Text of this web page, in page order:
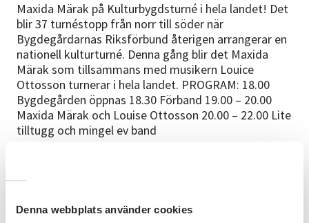
Denna webbplats använder cookies
Maxida Märak på Kulturbygdsturné i hela landet! Det
blir 37 turnéstopp från norr till söder när
Bygdegårdarnas Riksförbund återigen arrangerar en
nationell kulturturné. Denna gång blir det Maxida
Märak som tillsammans med musikern Louice
Ottosson turnerar i hela landet. PROGRAM: 18.00
Bygdegården öppnas 18.30 Förband 19.00 – 20.00
Maxida Märak och Louise Ottosson 20.00 – 22.00 Lite
tilltugg och mingel ev band
Anmälan är bindande och återköp görs ej.
Arrangörer